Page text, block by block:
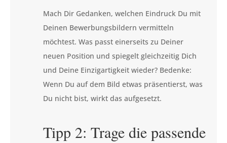
Mach Dir Gedanken, welchen Eindruck Du mit
Deinen Bewerbungsbildern vermitteln
möchtest. Was passt einerseits zu Deiner
neuen Position und spiegelt gleichzeitig Dich
und Deine Einzigartigkeit wieder? Bedenke:
Wenn Du auf dem Bild etwas präsentierst, was
Du nicht bist, wirkt das aufgesetzt.
Tipp 2: Trage die passende